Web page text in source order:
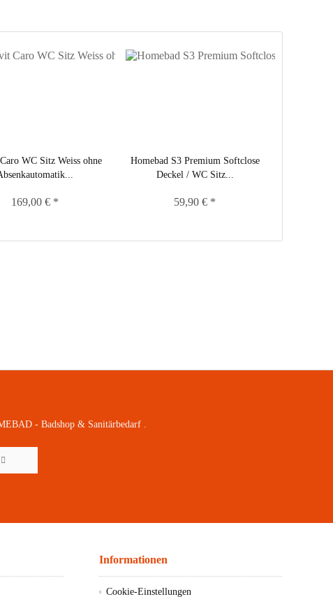
WC Sitz Weiss ohne
169,00 € *
Homebad S3 Premium Softclose
Deckel / WC Sitz...
59,90 € *
- Badshop & Sanitärbedarf .
Informationen
Cookie-Einstellungen